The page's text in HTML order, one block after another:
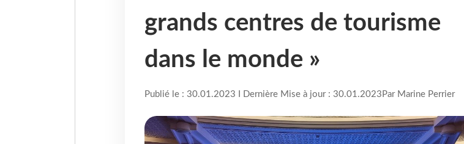
grands centres de tourisme
dans le monde »
Publié le : 30.01.2023 I Dernière Mise à jour : 30.01.2023 Par Marine Perrier